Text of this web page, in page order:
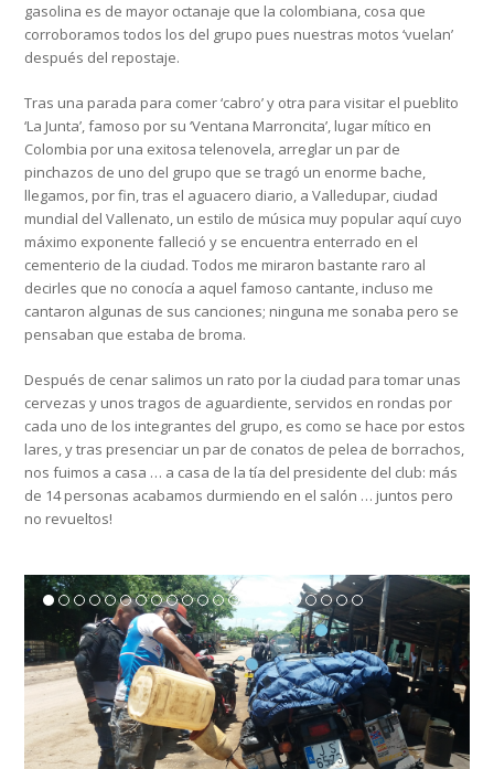
gasolina es de mayor octanaje que la colombiana, cosa que
corroboramos todos los del grupo pues nuestras motos ‘vuelan’
después del repostaje.
Tras una parada para comer ‘cabro’ y otra para visitar el pueblito
‘La Junta’, famoso por su ‘Ventana Marroncita’, lugar mítico en
Colombia por una exitosa telenovela, arreglar un par de
pinchazos de uno del grupo que se tragó un enorme bache,
llegamos, por fin, tras el aguacero diario, a Valledupar, ciudad
mundial del Vallenato, un estilo de música muy popular aquí cuyo
máximo exponente falleció y se encuentra enterrado en el
cementerio de la ciudad. Todos me miraron bastante raro al
decirles que no conocía a aquel famoso cantante, incluso me
cantaron algunas de sus canciones; ninguna me sonaba pero se
pensaban que estaba de broma.
Después de cenar salimos un rato por la ciudad para tomar unas
cervezas y unos tragos de aguardiente, servidos en rondas por
cada uno de los integrantes del grupo, es como se hace por estos
lares, y tras presenciar un par de conatos de pelea de borrachos,
nos fuimos a casa … a casa de la tía del presidente del club: más
de 14 personas acabamos durmiendo en el salón … juntos pero
no revueltos!